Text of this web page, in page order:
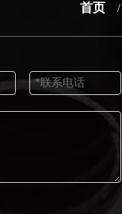
首页 /